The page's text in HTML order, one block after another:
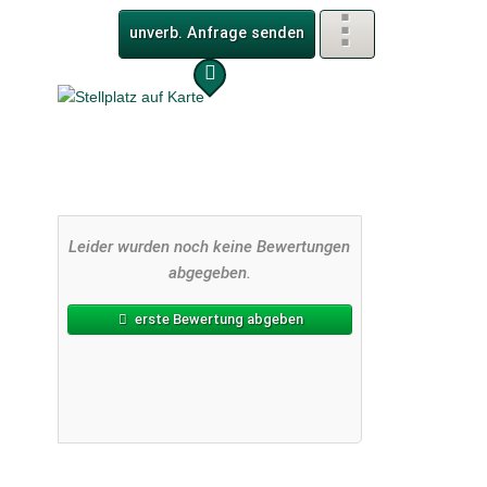
unverb. Anfrage senden
Leider wurden noch keine Bewertungen
abgegeben.
erste Bewertung abgeben